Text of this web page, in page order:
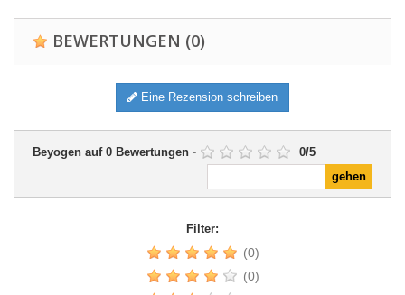
BEWERTUNGEN (0)
Eine Rezension schreiben
Beyogen auf 0 Bewertungen - 0/5
Filter:
(0)
(0)